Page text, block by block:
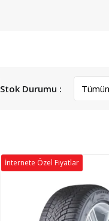
Stok Durumu :
İnternete Özel Fiyatlar